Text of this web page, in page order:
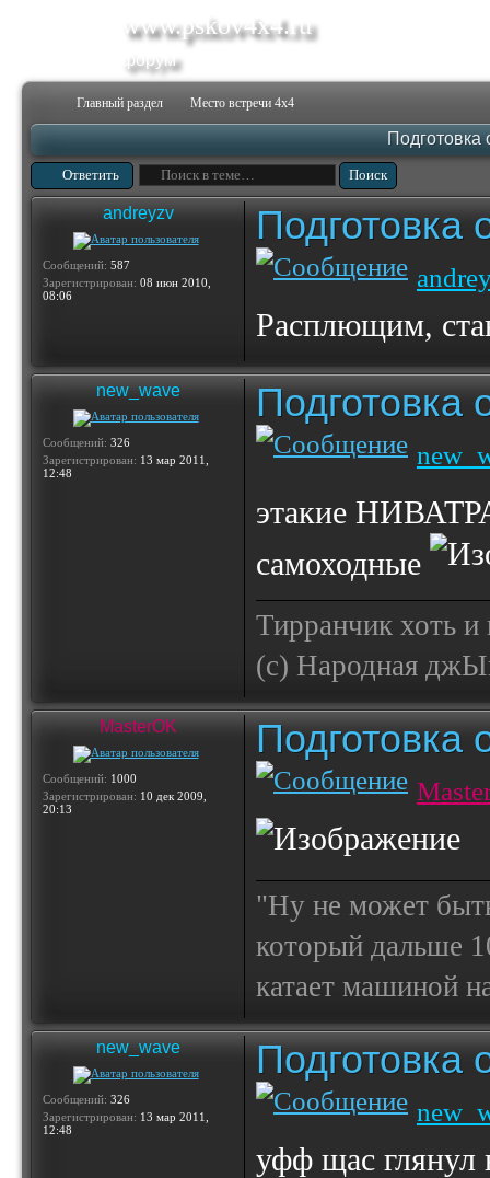
www.pskov4x4.ru
форум
Главный раздел Место встречи 4х4
Подготовка
Ответить
andreyzv
Сообщений: 587
Зарегистрирован: 08 июн 2010,
08:06
Подготовка
Расплющим,
new_wave
Сообщений: 326
Зарегистрирован: 13 мар 2011,
12:48
Подготовка
этакие
самоходные
Тирранчик хоть и
(с) Народная
MasterOK
Сообщений: 1000
Зарегистрирован: 10 дек 2009,
20:13
Подготовка
"Ну не может
который дальше
катает машиной
new_wave
Сообщений: 326
Зарегистрирован: 13 мар 2011,
12:48
Подготовка
уфф щас